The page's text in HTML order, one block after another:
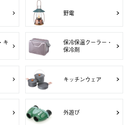
野電
キ
保冷保温クーラー・
保冷剤
キッチンウェア
外遊び